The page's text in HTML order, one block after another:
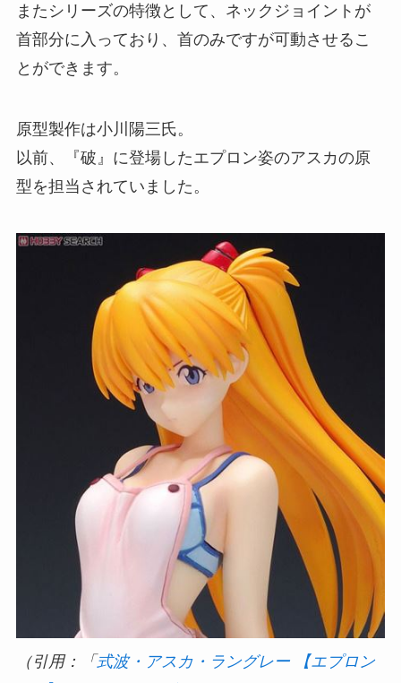
またシリーズの特徴として、ネックジョイントが
首部分に入っており、首のみですが可動させるこ
とができます。
原型製作は小川陽三氏。
以前、『破』に登場したエプロン姿のアスカの原
型を担当されていました。
（引用：「式波・アスカ・ラングレー 【エプロン